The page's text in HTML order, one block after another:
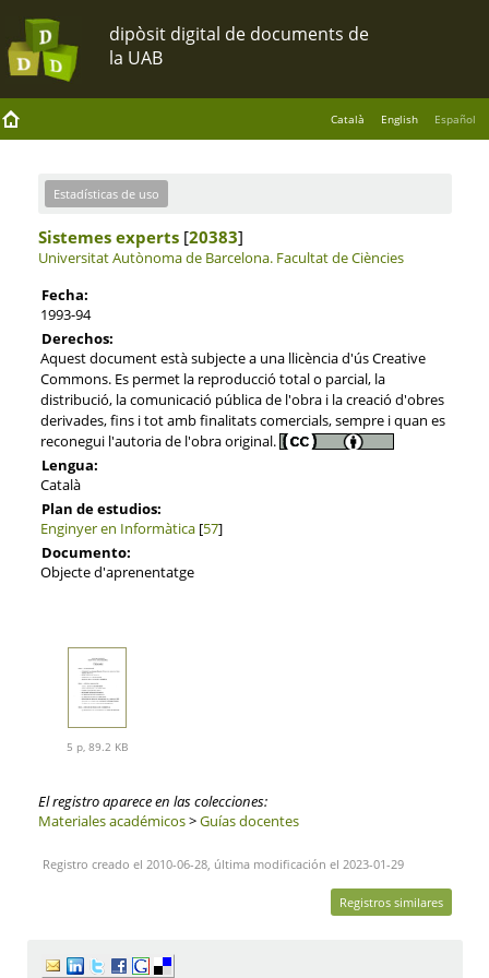
Català English Español
Estadísticas de uso
Sistemes experts[20383]
Universitat Autònoma de Barcelona. Facultat de Ciències
Fecha:
1993-94
Derechos:
Aquest document està subjecte a una llicència d'ús Creative
Commons. Es permet la reproducció total o parcial, la
distribució, la comunicació pública de l'obra i la creació d'obres
derivades, fins i tot amb finalitats comercials, sempre i quan es
reconegui l'autoria de l'obra original.
Lengua:
Català
Plan de estudios:
Enginyer en Informàtica[57]
Documento:
Objecte d'aprenentatge
5 p, 89.2 KB
El registro aparece en las colecciones:
Materiales académicos>Guías docentes
Registro creado el 2010-06-28, última modificación el 2023-01-29
Registros similares